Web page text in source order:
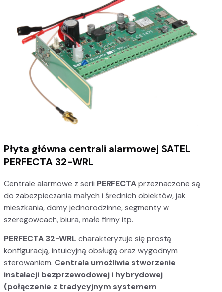
Płyta główna centrali alarmowej SATEL
PERFECTA 32-WRL
Centrale alarmowe z serii PERFECTAprzeznaczone są
do zabezpieczania małych i średnich obiektów, jak
mieszkania, domy jednorodzinne, segmenty w
szeregowcach, biura, małe firmy itp.
PERFECTA 32-WRL charakteryzuje się prostą
konfiguracją, intuicyjną obsługą oraz wygodnym
sterowaniem. Centrala umożliwia stworzenie
instalacji bezprzewodowej i hybrydowej
(połączenie z tradycyjnym systemem